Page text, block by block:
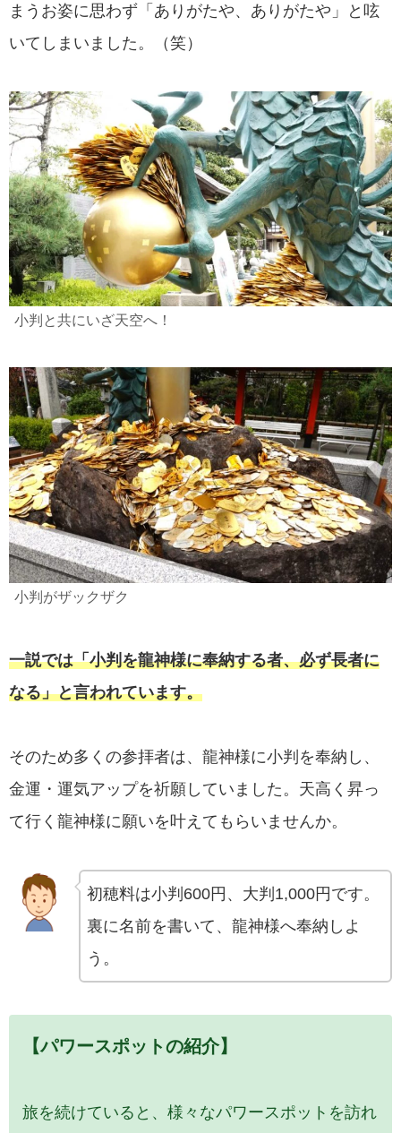
まうお姿に思わず「ありがたや、ありがたや」と呟
いてしまいました。（笑）
小判と共にいざ天空へ！
小判がザックザク
一説では「小判を龍神様に奉納する者、必ず長者に
なる」と言われています。
そのため多くの参拝者は、龍神様に小判を奉納し、
金運・運気アップを祈願していました。天高く昇っ
て行く龍神様に願いを叶えてもらいませんか。
初穂料は小判600円、大判1,000円です。
裏に名前を書いて、龍神様へ奉納しよ
う。
【パワースポットの紹介】
旅を続けていると、様々なパワースポットを訪れ